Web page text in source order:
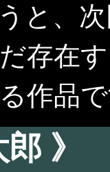
と、
存在
作品
郎